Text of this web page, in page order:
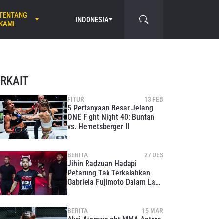
KAMI
INDONESIA
FITUR 13 FEB
5 Pertanyaan Besar Jelang
ONE Fight Night 40: Buntan
vs. Hemetsberger II
BERITA 27 DES
Jihin Radzuan Hadapi
Petarung Tak Terkalahkan
Gabriela Fujimoto Dalam Laga
BERITA 15 MAR